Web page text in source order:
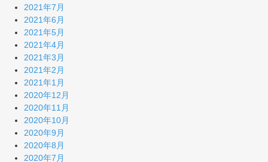
2021年7月
2021年6月
2021年5月
2021年4月
2021年3月
2021年2月
2021年1月
2020年12月
2020年11月
2020年10月
2020年9月
2020年8月
2020年7月